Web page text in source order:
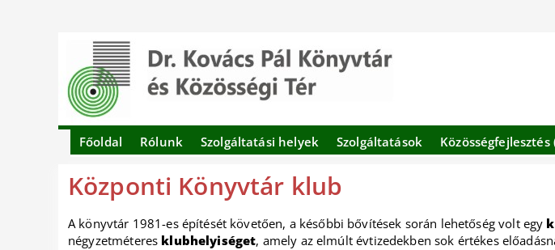
Főoldal Rólunk Szolgáltatási helyek Szolgáltatások Közösségfejlesztés
Központi Könyvtár klub
A könyvtár 1981-es építését követően, a későbbi bővítések során lehetőség volt egy
négyzetméteres klubhelyiséget, amely az elmúlt évtizedekben sok értékes